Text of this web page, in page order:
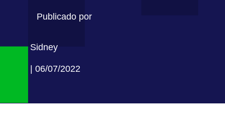
Publicado por
Sidney
| 06/07/2022